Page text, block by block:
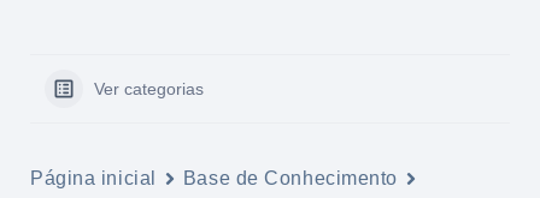
Ver categorias
Página inicial
Base de Conhecimento